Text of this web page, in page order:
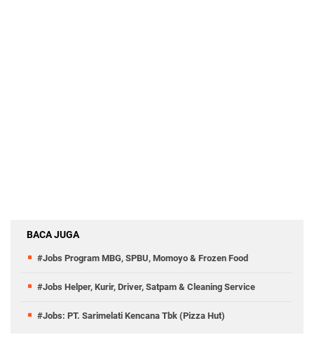
BACA JUGA
#Jobs Program MBG, SPBU, Momoyo & Frozen Food
#Jobs Helper, Kurir, Driver, Satpam & Cleaning Service
#Jobs: PT. Sarimelati Kencana Tbk (Pizza Hut)